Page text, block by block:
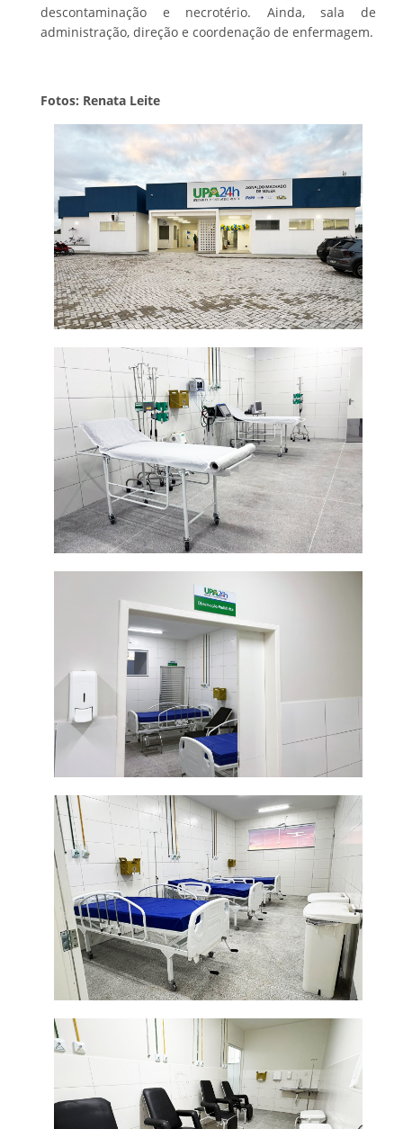
descontaminação e necrotério. Ainda, sala de
administração, direção e coordenação de enfermagem.
Fotos: Renata Leite